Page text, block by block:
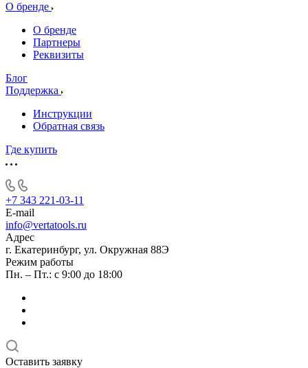
О бренде
О бренде
Партнеры
Реквизиты
Блог
Поддержка
Инструкции
Обратная связь
Где купить
+7 343 221-03-11
E-mail
info@vertatools.ru
Адрес
г. Екатеринбург, ул. Окружная 88Э
Режим работы
Пн. – Пт.: с 9:00 до 18:00
Оставить заявку